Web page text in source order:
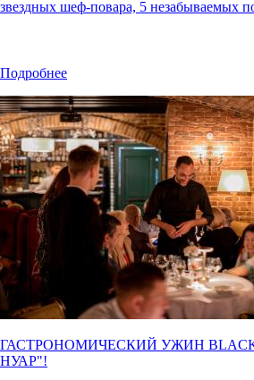
звездных шеф-повара, 5 незабываемых
Подробнее
ГАСТРОНОМИЧЕСКИЙ УЖИН BLACK
НУАР"!